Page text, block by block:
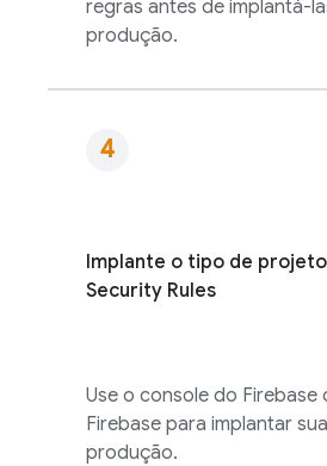
regras antes de implantá-
produção.
Implante o tipo de projeto
Security Rules
Use o console do Firebase
Firebase para implantar
produção.